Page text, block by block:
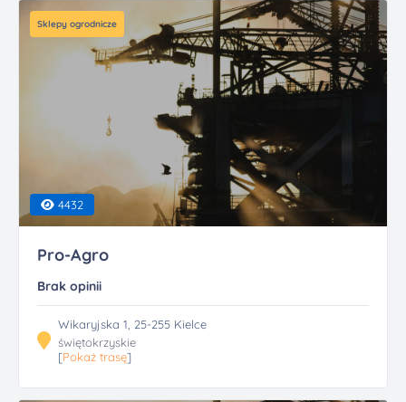
Sklepy ogrodnicze
4432
Pro-Agro
Brak opinii
Wikaryjska 1, 25-255 Kielce
świętokrzyskie
[Pokaż trasę]